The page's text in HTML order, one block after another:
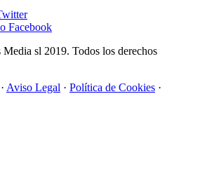
Facebook
sl 2019. Todos los derechos
· Aviso Legal · Política de Cookies ·